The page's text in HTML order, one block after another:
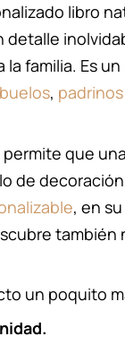
libro
detalle
familia. Es un
, padrinos
que
de
, en
también
un poquito